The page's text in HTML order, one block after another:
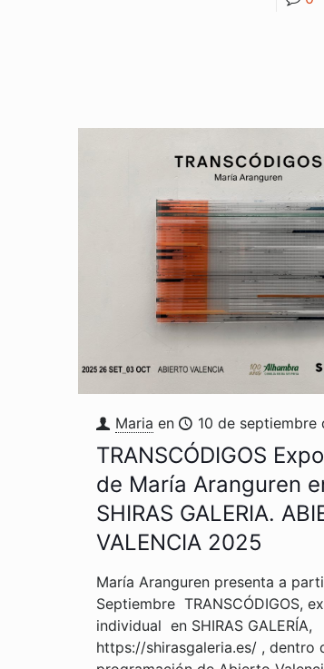
Maria en 10 de septiembre
TRANSCÓDIGOS
de María Aranguren
SHIRAS GALERIA.
VALENCIA 2025
María Aranguren presenta a
Septiembre TRANSCÓDIGOS,
individual en SHIRAS GALERÍA,
https://shirasgaleria.es/ , dentro